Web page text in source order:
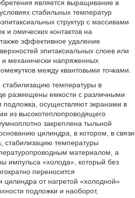
является выращивание в
стабильных температур
структур с массивами
и омических контактов на
эффективное удаление
эпитаксиальных слоев или
и механически напряженных
между квантовыми точками.
стабилизацию температуры в
размещены емкости с различными
подложка, осуществляют экранами в
из высокотеплопроводящего
закреплена тыльной
цилиндра, в котором, в связи
стабилизацию температуры
материалом, а
импульса «холода», который без
переносится
цилиндра от нагретой «холодной»
подложки и наоборот,